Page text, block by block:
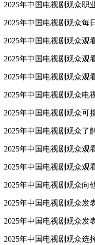
2025年中国电视剧观众职
2025年中国电视剧观众每
2025年中国电视剧观众观
2025年中国电视剧观众观
2025年中国电视剧观众观
2025年中国电视剧观众电
2025年中国电视剧观众可
2025年中国电视剧观众了
2025年中国电视剧观众观
2025年中国电视剧观众观
2025年中国电视剧观众向
2025年中国电视剧观众发
2025年中国电视剧观众发
2025年中国电视剧观众选